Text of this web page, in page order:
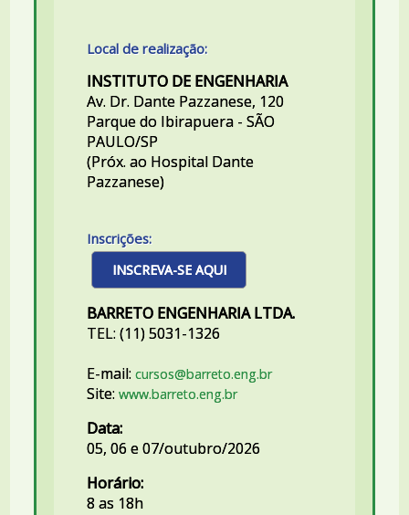
Local de realização:
INSTITUTO DE ENGENHARIA
Av. Dr. Dante Pazzanese, 120
Parque do Ibirapuera - SÃO
PAULO/SP
(Próx. ao Hospital Dante
Pazzanese)
Inscrições:
INSCREVA-SE AQUI
BARRETO ENGENHARIA LTDA.
TEL: (11) 5031-1326
E-mail:cursos@barreto.eng.br
Site:www.barreto.eng.br
Data:
05, 06 e 07/outubro/2026
Horário:
8 as 18h